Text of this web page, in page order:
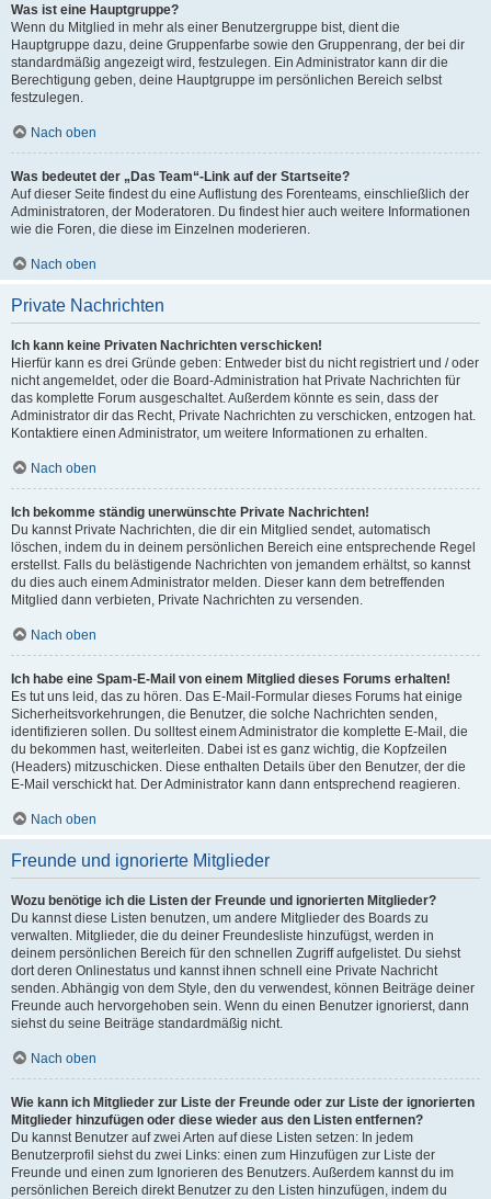
Was ist eine Hauptgruppe?
Wenn du Mitglied in mehr als einer Benutzergruppe bist, dient die
Hauptgruppe dazu, deine Gruppenfarbe sowie den Gruppenrang, der bei dir
standardmäßig angezeigt wird, festzulegen. Ein Administrator kann dir die
Berechtigung geben, deine Hauptgruppe im persönlichen Bereich selbst
festzulegen.
Nach oben
Was bedeutet der „Das Team“-Link auf der Startseite?
Auf dieser Seite findest du eine Auflistung des Forenteams, einschließlich der
Administratoren, der Moderatoren. Du findest hier auch weitere Informationen
wie die Foren, die diese im Einzelnen moderieren.
Nach oben
Private Nachrichten
Ich kann keine Privaten Nachrichten verschicken!
Hierfür kann es drei Gründe geben: Entweder bist du nicht registriert und / oder
nicht angemeldet, oder die Board-Administration hat Private Nachrichten für
das komplette Forum ausgeschaltet. Außerdem könnte es sein, dass der
Administrator dir das Recht, Private Nachrichten zu verschicken, entzogen hat.
Kontaktiere einen Administrator, um weitere Informationen zu erhalten.
Nach oben
Ich bekomme ständig unerwünschte Private Nachrichten!
Du kannst Private Nachrichten, die dir ein Mitglied sendet, automatisch
löschen, indem du in deinem persönlichen Bereich eine entsprechende Regel
erstellst. Falls du belästigende Nachrichten von jemandem erhältst, so kannst
du dies auch einem Administrator melden. Dieser kann dem betreffenden
Mitglied dann verbieten, Private Nachrichten zu versenden.
Nach oben
Ich habe eine Spam-E-Mail von einem Mitglied dieses Forums erhalten!
Es tut uns leid, das zu hören. Das E-Mail-Formular dieses Forums hat einige
Sicherheitsvorkehrungen, die Benutzer, die solche Nachrichten senden,
identifizieren sollen. Du solltest einem Administrator die komplette E-Mail, die
du bekommen hast, weiterleiten. Dabei ist es ganz wichtig, die Kopfzeilen
(Headers) mitzuschicken. Diese enthalten Details über den Benutzer, der die
E-Mail verschickt hat. Der Administrator kann dann entsprechend reagieren.
Nach oben
Freunde und ignorierte Mitglieder
Wozu benötige ich die Listen der Freunde und ignorierten Mitglieder?
Du kannst diese Listen benutzen, um andere Mitglieder des Boards zu
verwalten. Mitglieder, die du deiner Freundesliste hinzufügst, werden in
deinem persönlichen Bereich für den schnellen Zugriff aufgelistet. Du siehst
dort deren Onlinestatus und kannst ihnen schnell eine Private Nachricht
senden. Abhängig von dem Style, den du verwendest, können Beiträge deiner
Freunde auch hervorgehoben sein. Wenn du einen Benutzer ignorierst, dann
siehst du seine Beiträge standardmäßig nicht.
Nach oben
Wie kann ich Mitglieder zur Liste der Freunde oder zur Liste der ignorierten
Mitglieder hinzufügen oder diese wieder aus den Listen entfernen?
Du kannst Benutzer auf zwei Arten auf diese Listen setzen: In jedem
Benutzerprofil siehst du zwei Links: einen zum Hinzufügen zur Liste der
Freunde und einen zum Ignorieren des Benutzers. Außerdem kannst du im
persönlichen Bereich direkt Benutzer zu den Listen hinzufügen, indem du